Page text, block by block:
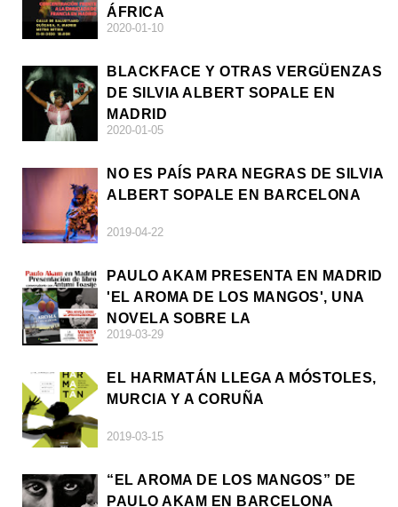
ÁFRICA
2020-01-10
BLACKFACE Y OTRAS VERGÜENZAS
DE SILVIA ALBERT SOPALE EN
MADRID
2020-01-05
NO ES PAÍS PARA NEGRAS DE SILVIA
ALBERT SOPALE EN BARCELONA
2019-04-22
PAULO AKAM PRESENTA EN MADRID
'EL AROMA DE LOS MANGOS', UNA
NOVELA SOBRE LA
AFRODESCENDENCIA
2019-03-29
EL HARMATÁN LLEGA A MÓSTOLES,
MURCIA Y A CORUÑA
2019-03-15
“EL AROMA DE LOS MANGOS” DE
PAULO AKAM EN BARCELONA